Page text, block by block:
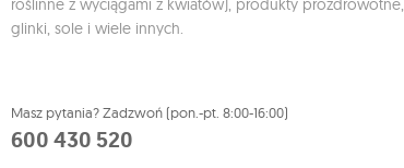
roślinne z wyciągami z kwiatów), produkty prozdrowotne,
glinki, sole i wiele innych.
Masz pytania? Zadzwoń (pon.-pt. 8:00-16:00)
600 430 520